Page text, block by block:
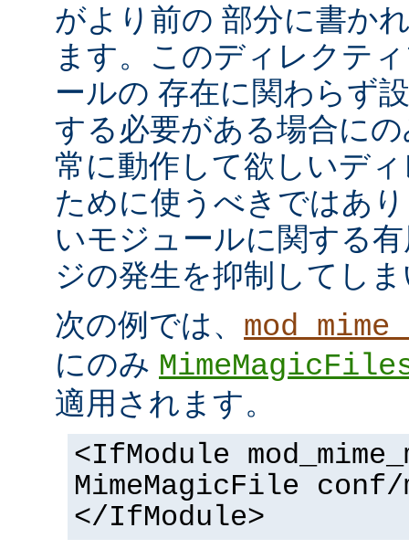
がより前の 部分に書か
ます。このディレクテ
ールの 存在に関わらず
する必要がある場合に
常に動作して欲しいデ
ために使うべきではあ
いモジュールに関する
ジの発生を抑制してし
次の例では、
にのみ
適用されます。
<IfModule
MimeMagicFile conf/
</IfModule>